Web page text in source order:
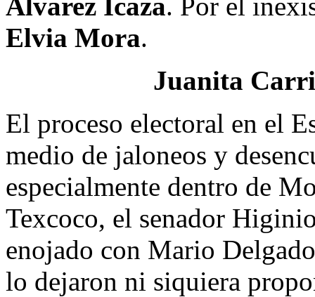
Elvia Mora.
Juanita
El proceso electoral en el
medio de jaloneos y
especialmente dentro de
Texcoco, el senador
enojado con Mario
lo dejaron ni siquiera